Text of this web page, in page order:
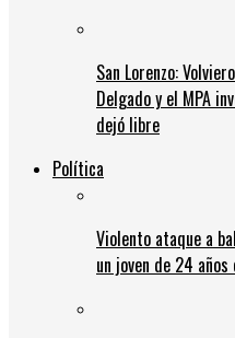
San Lorenzo:
Delgado y el MPA
dejó libre
Política
Violento ataque a
un joven de 24